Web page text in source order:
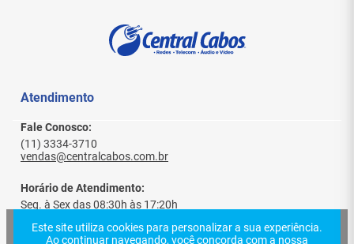
Este site utiliza cookies para personalizar a sua experiência.
Ao continuar navegando, você concorda com a nossa
Atendimento
Fale Conosco:
(11) 3334-3710
vendas@centralcabos.com.br
Horário de Atendimento:
Seg. à Sex das 08:30h às 17:20h